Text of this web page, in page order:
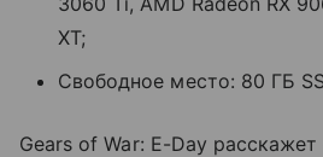
XT;
Свободное место: 80 ГБ
Gears of War: E-Day